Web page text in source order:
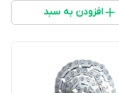
افزودن به سبد